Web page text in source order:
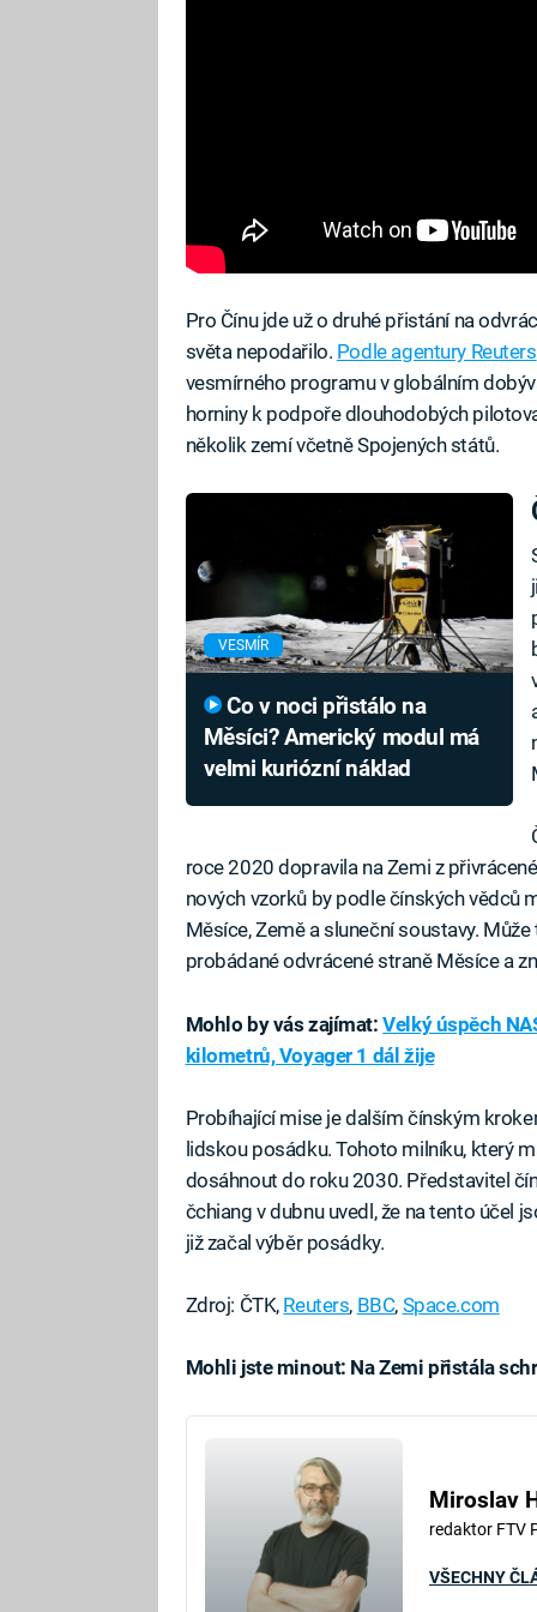
Pro Čínu jde už o druhé přistání na
světa nepodařilo. Podle agentury Reuters
vesmírného programu v globálním
horniny k podpoře dlouhodobých
několik zemí včetně Spojených států.
VESMÍR
Co v noci přistálo na
Měsíci? Americký modul má
velmi kuriózní náklad
roce 2020 dopravila na Zemi z
nových vzorků by podle čínských
Měsíce, Země a sluneční soustavy.
probádané odvrácené straně Měsíce a
Mohlo by vás zajímat:Velký úspěch
kilometrů, Voyager 1 dál žije
Probíhající mise je dalším čínským
lidskou posádku. Tohoto milníku, který
dosáhnout do roku 2030. Představitel
čchiang v dubnu uvedl, že na tento účel
již začal výběr posádky.
Zdroj: ČTK, Reuters, BBC, Space.com
Mohli jste minout: Na Zemi přistála
Miroslav
redaktor FTV
VŠECHNY